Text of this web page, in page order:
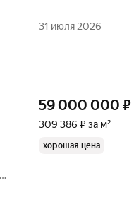
31 июля 2026
59 000 000 ₽
309 386 ₽ за м²
хорошая цена